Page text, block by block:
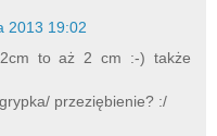
2013 19:02
to aż 2 cm :-) także
przeziębienie? :/